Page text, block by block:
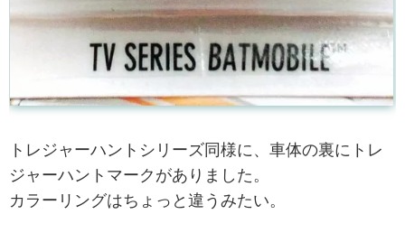
トレジャーハントシリーズ同様に、車体の裏にトレ
ジャーハントマークがありました。
カラーリングはちょっと違うみたい。